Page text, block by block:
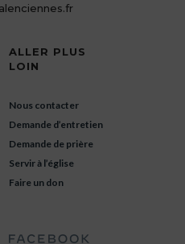
ALLER PLUS
LOIN
Nous contacter
Demande d’entretien
Demande de prière
Servir à l’église
Faire un don